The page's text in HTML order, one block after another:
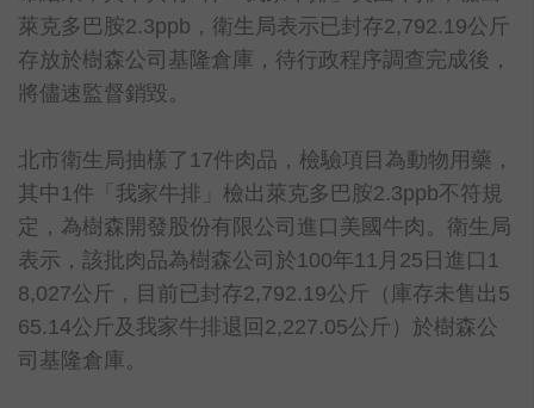
萊克多巴胺2.3ppb，衛生局表示已封存2,792.19公斤
存放於樹森公司基隆倉庫，待行政程序調查完成後，
將儘速監督銷毀。
北市衛生局抽樣了17件肉品，檢驗項目為動物用藥，
其中1件「我家牛排」檢出萊克多巴胺2.3ppb不符規
定，為樹森開發股份有限公司進口美國牛肉。衛生局
表示，該批肉品為樹森公司於100年11月25日進口1
8,027公斤，目前已封存2,792.19公斤（庫存未售出5
65.14公斤及我家牛排退回2,227.05公斤）於樹森公
司基隆倉庫。